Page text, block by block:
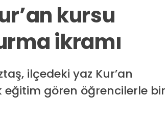
kursu
ikramı
ilçedeki yaz Kur’an
eğitim gören öğrencilerle bir